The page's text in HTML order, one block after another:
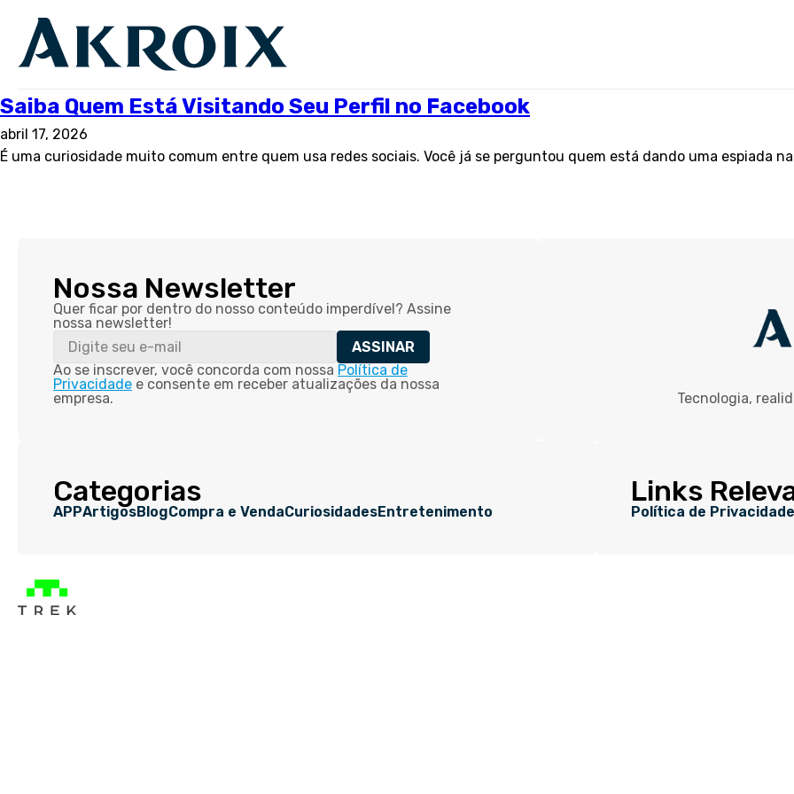
Saiba Quem Está Visitando Seu Perfil no Facebook
abril 17, 2026
É uma curiosidade muito comum entre quem usa redes sociais. Você já se perguntou quem está dando uma espiada
Nossa Newsletter
Quer ficar por dentro do nosso conteúdo imperdível? Assine
nossa newsletter!
ASSINAR
Ao se inscrever, você concorda com nossa Política de
Privacidade e consente em receber atualizações da nossa
empresa.
Tecnologia,
Categorias
APPArtigosBlogCompra e VendaCuriosidadesEntretenimento
Links
Política de Privacidade